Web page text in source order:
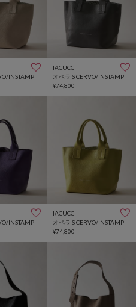
INSTAMP
IACUCCI
オペラ S CERVO/INSTAMP
¥74,800
INSTAMP
IACUCCI
オペラ S CERVO/INSTAMP
¥74,800